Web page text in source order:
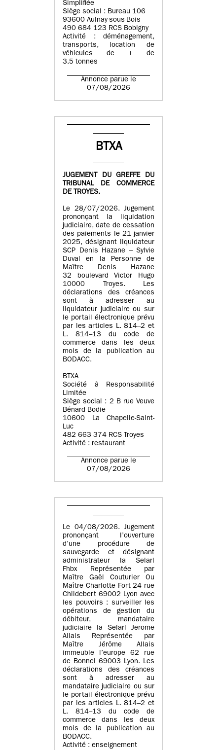
Simplifiée
Siège social : Bureau 106
93600 Aulnay-sous-Bois
490 684 123 RCS Bobigny
Activité : déménagement,
transports, location de
véhicules de + de
3.5 tonnes
Annonce parue le
07/08/2026
BTXA
JUGEMENT DU GREFFE DU
TRIBUNAL DE COMMERCE
DE TROYES.
Le 28/07/2026. Jugement
prononçant la liquidation
judiciaire, date de cessation
des paiements le 21 janvier
2025, désignant liquidateur
SCP Denis Hazane – Sylvie
Duval en la Personne de
Maître Denis Hazane
32 boulevard Victor Hugo
10000 Troyes. Les
déclarations des créances
sont à adresser au
liquidateur judiciaire ou sur
le portail électronique prévu
par les articles L. 814–2 et
L. 814–13 du code de
commerce dans les deux
mois de la publication au
BODACC.
BTXA
Société à Responsabilité
Limitée
Siège social : 2 B rue Veuve
Bénard Bodie
10600 La Chapelle-Saint-
Luc
482 663 374 RCS Troyes
Activité : restaurant
Annonce parue le
07/08/2026
Le 04/08/2026. Jugement
prononçant l’ouverture
d’une procédure de
sauvegarde et désignant
administrateur la Selarl
Fhbx Représentée par
Maître Gaël Couturier Ou
Maître Charlotte Fort 24 rue
Childebert 69002 Lyon avec
les pouvoirs : surveiller les
opérations de gestion du
débiteur, mandataire
judiciaire la Selarl Jerome
Allais Représentée par
Maître Jérôme Allais
immeuble l’europe 62 rue
de Bonnel 69003 Lyon. Les
déclarations des créances
sont à adresser au
mandataire judiciaire ou sur
le portail électronique prévu
par les articles L. 814–2 et
L. 814–13 du code de
commerce dans les deux
mois de la publication au
BODACC.
Activité : enseignement